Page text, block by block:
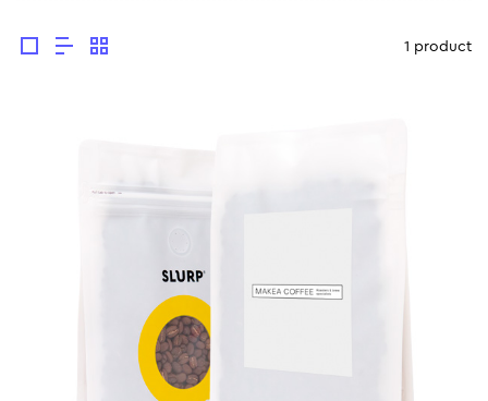
1 product